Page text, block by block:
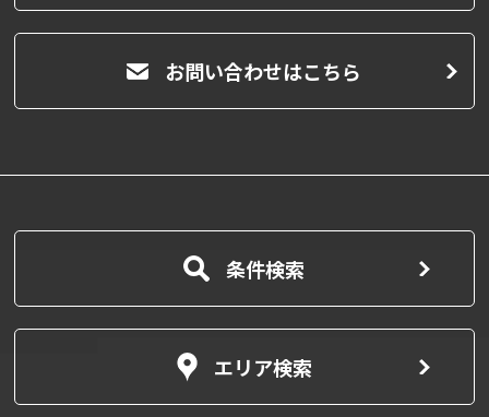
お問い合わせはこちら
条件検索
エリア検索